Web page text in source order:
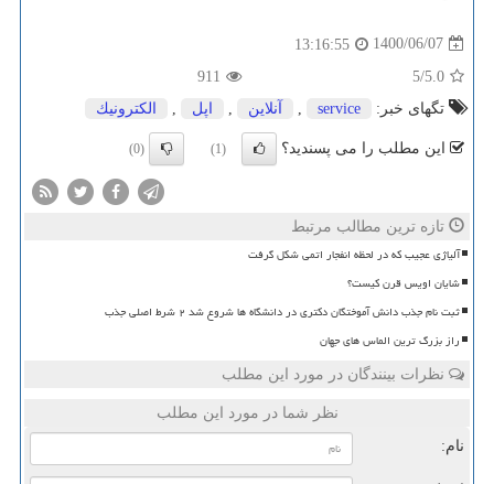
1400/06/07
13:16:55
5.0
/5
911
تگهای خبر:
service آنلاین اپل الكترونیك
این مطلب را می پسندید؟ (1)
(0)
تازه ترین مطالب مرتبط
آلیاژی عجیب که در لحظه انفجار اتمی شکل گرفت
شایان اویس قرن کیست؟
ثبت نام جذب دانش آموختگان دکتری در دانشگاه ها شروع شد ۲ شرط اصلی جذب
راز بزرگ ترین الماس های جهان
نظرات بینندگان در مورد این مطلب
نظر شما در مورد این مطلب
نام: